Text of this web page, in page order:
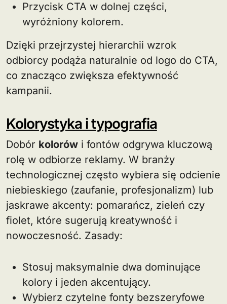
Przycisk CTA w dolnej części,
wyróżniony kolorem.
Dzięki przejrzystej hierarchii wzrok
odbiorcy podąża naturalnie od logo do CTA,
co znacząco zwiększa efektywność
kampanii.
Kolorystyka i typografia
Dobór kolorów i fontów odgrywa kluczową
rolę w odbiorze reklamy. W branży
technologicznej często wybiera się odcienie
niebieskiego (zaufanie, profesjonalizm) lub
jaskrawe akcenty: pomarańcz, zieleń czy
fiolet, które sugerują kreatywność i
nowoczesność. Zasady:
Stosuj maksymalnie dwa dominujące
kolory i jeden akcentujący.
Wybierz czytelne fonty bezszeryfowe